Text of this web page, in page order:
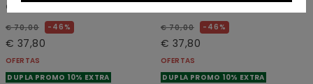
Camisola pulôver Bege Homem
€ 70,00 46%
€ 37,80
OFERTAS
DUPLA PROMO 10% EXTRA
€ 70,00 46%
€ 37,80
OFERTAS
DUPLA PROMO 10% EXTRA